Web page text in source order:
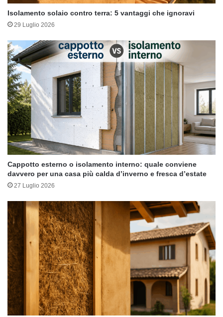
Isolamento solaio contro terra: 5 vantaggi che ignoravi
29 Luglio 2026
Cappotto esterno o isolamento interno: quale conviene
davvero per una casa più calda d’inverno e fresca d’estate
27 Luglio 2026